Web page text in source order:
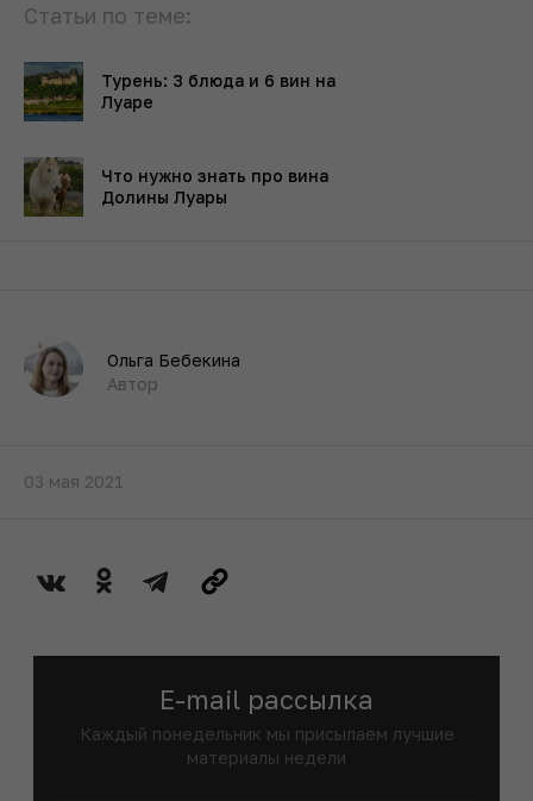
Статьи по теме:
Турень: 3 блюда и 6 вин на
Луаре
Что нужно знать про вина
Долины Луары
Ольга Бебекина
Автор
03 мая 2021
E-mail рассылка
Каждый понедельник мы присылаем лучшие
материалы недели